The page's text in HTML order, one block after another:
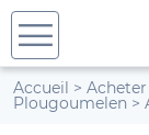
Accueil > Acheter
Plougoumelen >